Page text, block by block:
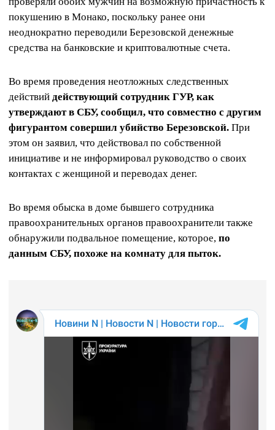
покушению в Монако, поскольку ранее они
неоднократно переводили Березовской денежные
средства на банковские и криптовалютные счета.
Во время проведения неотложных следственных
действий действующий сотрудник ГУР, как
утверждают в СБУ, сообщил, что совместно с другим
фигурантом совершил убийство Березовской. При
этом он заявил, что действовал по собственной
инициативе и не информировал руководство о своих
контактах с женщиной и переводах денег.
Во время обыска в доме бывшего сотрудника
правоохранительных органов правоохранители также
обнаружили подвальное помещение, которое, по
данным СБУ, похоже на комнату для пыток.